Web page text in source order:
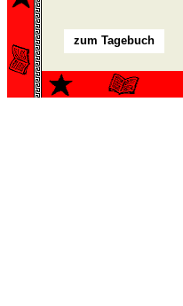
zum Tagebuch